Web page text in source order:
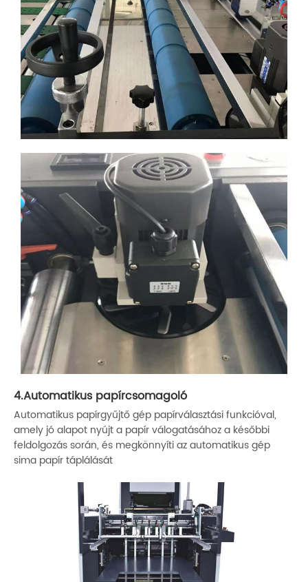
4.Automatikus papírcsomagoló
Automatikus papírgyűjtő gép papírválasztási funkcióval,
amely jó alapot nyújt a papír válogatásához a későbbi
feldolgozás során, és megkönnyíti az automatikus gép
sima papír táplálását